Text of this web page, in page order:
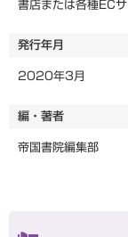
書店または各種EC
発行年月
2020年3月
編・著者
帝国書院編集部